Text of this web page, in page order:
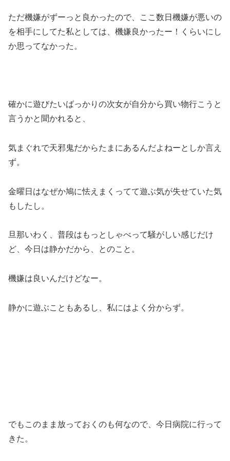
ただ機嫌がずーっと良かったので、ここ数日機嫌が悪いの
を相手にしてた私としては、機嫌良かったー！くらいにし
か思ってなかった。
確かに遊びたいばっかりの次女が自分から買い物行こうと
言うかと聞かれると、
気まぐれで天邪鬼だからたまにあるんだよねーとしか言え
ず。
金曜日はなぜか鳩に怯えまくってて遊ぶ気が失せていた気
もしたし。
旦那いわく、普段はもっとしゃべって騒がしい感じだけ
ど、今日は静かだから、とのこと。
機嫌は良いんだけどなー。
静かに遊ぶこともあるし、私にはよく分からず。
でもこのまま放っておくのも何なので、今日病院に行って
きた。